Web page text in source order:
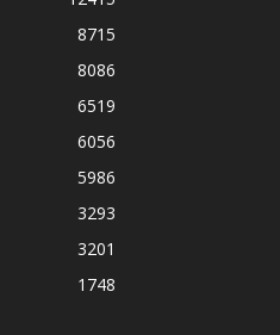
8715
8086
6519
6056
5986
3293
3201
1748